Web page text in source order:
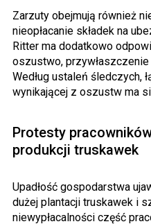
Zarzuty obejmują również
nieopłacanie składek na
Ritter ma dodatkowo
oszustwo,
Według ustaleń śledczych,
wynikającej z oszustw ma
Protesty
produkcji truskawek
Upadłość gospodarstwa
dużej plantacji truskawek i
niewypłacalności część